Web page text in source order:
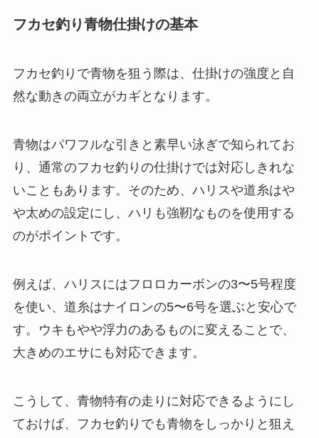
フカセ釣り青物仕掛けの基本
フカセ釣りで青物を狙う際は、仕掛けの強度と自
然な動きの両立がカギとなります。
青物はパワフルな引きと素早い泳ぎで知られてお
り、通常のフカセ釣りの仕掛けでは対応しきれな
いこともあります。そのため、ハリスや道糸はや
や太めの設定にし、ハリも強靭なものを使用する
のがポイントです。
例えば、ハリスにはフロロカーボンの3〜5号程度
を使い、道糸はナイロンの5〜6号を選ぶと安心で
す。ウキもやや浮力のあるものに変えることで、
大きめのエサにも対応できます。
こうして、青物特有の走りに対応できるようにし
ておけば、フカセ釣りでも青物をしっかりと狙え